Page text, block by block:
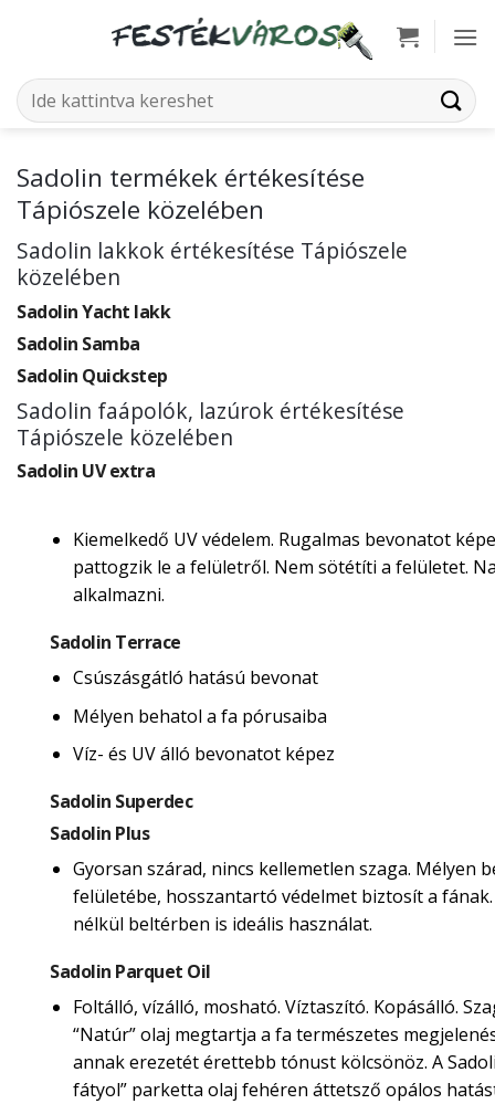
Keresés
a
Sadolin termékek értékesítése
Tápiószele közelében
Sadolin lakkok értékesítése Tápiószele
közelében
Sadolin Yacht lakk
Sadolin Samba
Sadolin Quickstep
Sadolin faápolók, lazúrok értékesítése
Tápiószele közelében
Sadolin UV extra
Kiemelkedő UV védelem. Rugalmas bevonatot
pattogzik le a felületről. Nem sötétíti a felületet.
alkalmazni.
Sadolin Terrace
Csúszásgátló hatású bevonat
Mélyen behatol a fa pórusaiba
Víz- és UV álló bevonatot képez
Sadolin Superdec
Sadolin Plus
Gyorsan szárad, nincs kellemetlen szaga. Mélyen
felületébe, hosszantartó védelmet biztosít a
nélkül beltérben is ideális használat.
Sadolin Parquet Oil
Foltálló, vízálló, mosható. Víztaszító. Kopásálló.
“Natúr” olaj megtartja a fa természetes
annak erezetét érettebb tónust kölcsönöz. A
fátyol” parketta olaj fehéren áttetsző opálos